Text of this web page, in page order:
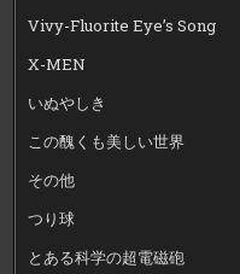
Vivy-Fluorite Eye’s Song
X-MEN
いぬやしき
この醜くも美しい世界
その他
つり球
とある科学の超電磁砲